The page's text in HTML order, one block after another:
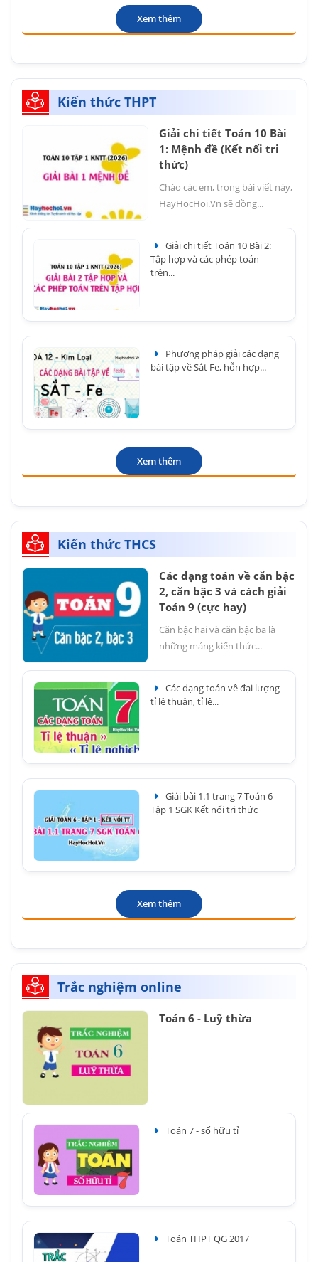
Xem thêm
Kiến thức THPT
Giải chi tiết Toán 10 Bài
1: Mệnh đề (Kết nối tri
thức)
Chào các em, trong bài viết này,
HayHocHoi.Vn sẽ đồng...
Giải chi tiết Toán 10 Bài 2:
Tập hợp và các phép toán
trên...
Phương pháp giải các dạng
bài tập về Sắt Fe, hỗn hợp...
Xem thêm
Kiến thức THCS
Các dạng toán về căn bậc
2, căn bậc 3 và cách giải
Toán 9 (cực hay)
Căn bậc hai và căn bậc ba là
những mảng kiến thức...
Các dạng toán về đại lượng
tỉ lệ thuận, tỉ lệ...
Giải bài 1.1 trang 7 Toán 6
Tập 1 SGK Kết nối tri thức
Xem thêm
Trắc nghiệm online
Toán 6 - Luỹ thừa
Toán 7 - số hữu tỉ
Toán THPT QG 2017